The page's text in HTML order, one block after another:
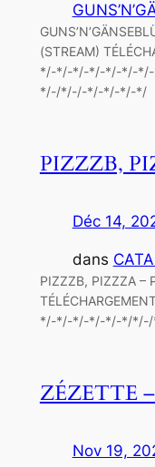
(STREAM)
*/-*/-*/-*/-*/-*/-
*/-/*/-/-*/-*/-*/-*/
PIZZZB,
Déc 14,
dans
PIZZZB, PIZZZA –
*/-*/-*/-*/-*/-*/
ZÉZETTE
Nov 19,